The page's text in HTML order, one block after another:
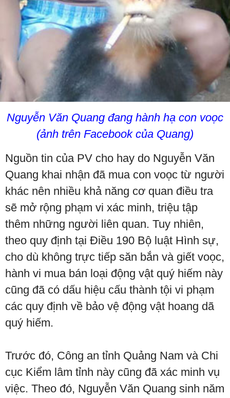
Nguyễn Văn Quang đang hành hạ con voọc
(ảnh trên Facebook của Quang)
Nguồn tin của PV cho hay do Nguyễn Văn
Quang khai nhận đã mua con voọc từ người
khác nên nhiều khả năng cơ quan điều tra
sẽ mở rộng phạm vi xác minh, triệu tập
thêm những người liên quan. Tuy nhiên,
theo quy định tại Điều 190 Bộ luật Hình sự,
cho dù không trực tiếp săn bắn và giết voọc,
hành vi mua bán loại động vật quý hiếm này
cũng đã có dấu hiệu cấu thành tội vi phạm
các quy định về bảo vệ động vật hoang dã
quý hiếm.
Trước đó, Công an tỉnh Quảng Nam và Chi
cục Kiểm lâm tỉnh này cũng đã xác minh vụ
việc. Theo đó, Nguyễn Văn Quang sinh năm